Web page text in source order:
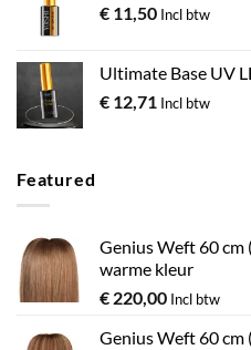
€ 11,50 Incl btw
Ultimate Base UV
€ 12,71 Incl btw
Featured
Genius Weft 60 cm
warme kleur
€ 220,00 Incl btw
Genius Weft 60